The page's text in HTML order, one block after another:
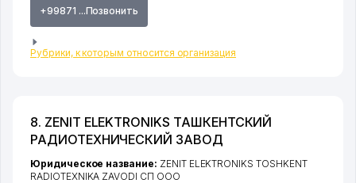
+99871 ...Позвонить
Рубрики, к которым относится организация
8. ZENIT ELEKTRONIKS ТАШКЕНТСКИЙ
РАДИОТЕХНИЧЕСКИЙ ЗАВОД
Юридическое название: ZENIT ELEKTRONIKS TOSHKENT
RADIOTEXNIKA ZAVODI СП ООО